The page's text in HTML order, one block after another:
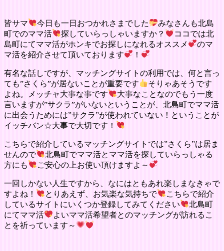
皆サマ 今日も一日おつかれさまでした
みなさんも北島
町でのママ活
探していらっしゃいますか？
ココでは北
島町にてママ活がホンキでお探しになれるオススメ
のマ
マ活を紹介させて頂いております
！
有名な話しですが、マッチングサイトの利用では、何と言っ
ても”さくら”が居ないことが重要です
そりゃあそうです
よね。メッチャ大事な事です
大事なことなのでもう一度
言いますが”サクラ”がいないということが、北島町でママ活
に出会うためには”サクラ”が使われていない！ということが
イッチバン☆大事で大切です！
こちらで紹介しているマッチングサイトでは”さくら”は居ま
せんので
北島町でママ活とママ活を探していらっしゃる
方にも
ご安心の上お使い頂けますよ～
一回しかない人生ですから、なにはともあれ楽しまなきゃで
すよね！
とりあえず、お気楽な気持ちで
こちらで紹介
しているサイトにいくつか登録してみてください
北島町
にてママ活
よいママ活希望者とのマッチングが訪れるこ
とを祈っています～